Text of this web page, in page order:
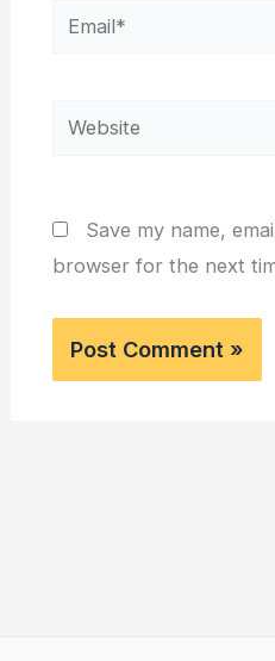
Email*
Website
Save my name,
browser for the next